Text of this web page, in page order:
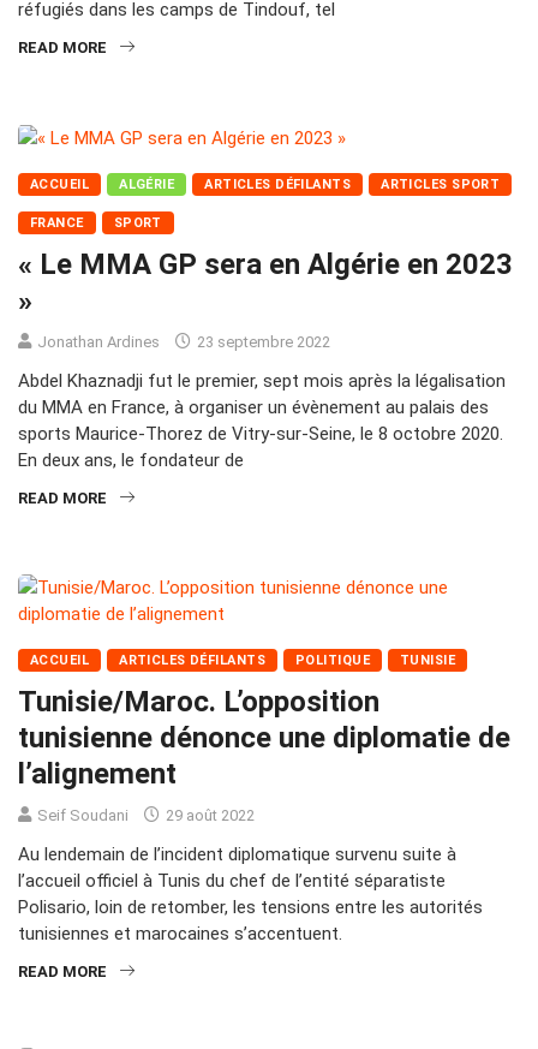
réfugiés dans les camps de Tindouf, tel
READ MORE
ACCUEIL ALGÉRIE ARTICLES DÉFILANTS ARTICLES SPORT
FRANCE SPORT
« Le MMA GP sera en Algérie en 2023
»
Jonathan Ardines 23 septembre 2022
Abdel Khaznadji fut le premier, sept mois après la légalisation
du MMA en France, à organiser un évènement au palais des
sports Maurice-Thorez de Vitry-sur-Seine, le 8 octobre 2020.
En deux ans, le fondateur de
READ MORE
ACCUEIL ARTICLES DÉFILANTS POLITIQUE TUNISIE
Tunisie/Maroc. L’opposition
tunisienne dénonce une diplomatie de
l’alignement
Seif Soudani 29 août 2022
Au lendemain de l’incident diplomatique survenu suite à
l’accueil officiel à Tunis du chef de l’entité séparatiste
Polisario, loin de retomber, les tensions entre les autorités
tunisiennes et marocaines s’accentuent.
READ MORE